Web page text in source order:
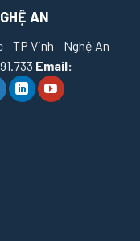
AN
- TP Vinh - Nghệ An
Email: